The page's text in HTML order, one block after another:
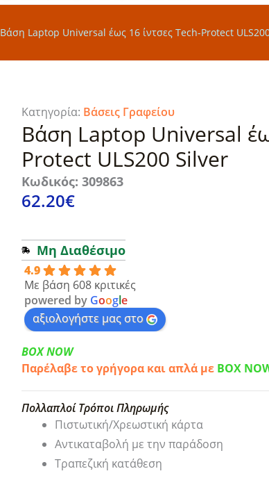
Βάση Laptop Universal έως 16 ίντσες Tech-Protect
Κατηγορία: Βάσεις Γραφείου
Βάση Laptop Universal
Protect ULS200 Silver
Κωδικός: 309863
62.20€
Μη Διαθέσιμο
4.9
Με βάση 608 κριτικές
powered by Google
αξιολογήστε μας στο
BOX NOW
Παρέλαβε το γρήγορα και απλά με BOX
Πολλαπλοί Τρόποι Πληρωμής
Πιστωτική/Χρεωστική κάρτα
Αντικαταβολή με την παράδοση
Τραπεζική κατάθεση